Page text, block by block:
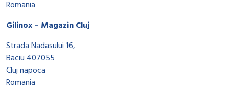
Romania
Gilinox – Magazin Cluj
Strada Nadasului 16,
Baciu 407055
Cluj napoca
Romania